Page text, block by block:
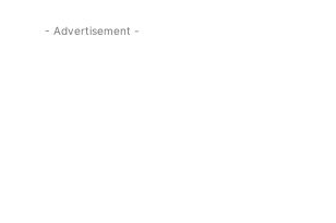
- Advertisement -